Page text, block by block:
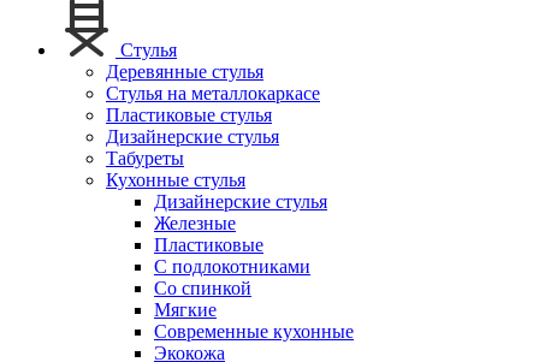
Стулья
Деревянные стулья
Стулья на металлокаркасе
Пластиковые стулья
Дизайнерские стулья
Табуреты
Кухонные стулья
Дизайнерские стулья
Железные
Пластиковые
С подлокотниками
Со спинкой
Мягкие
Современные кухонные
Экокожа